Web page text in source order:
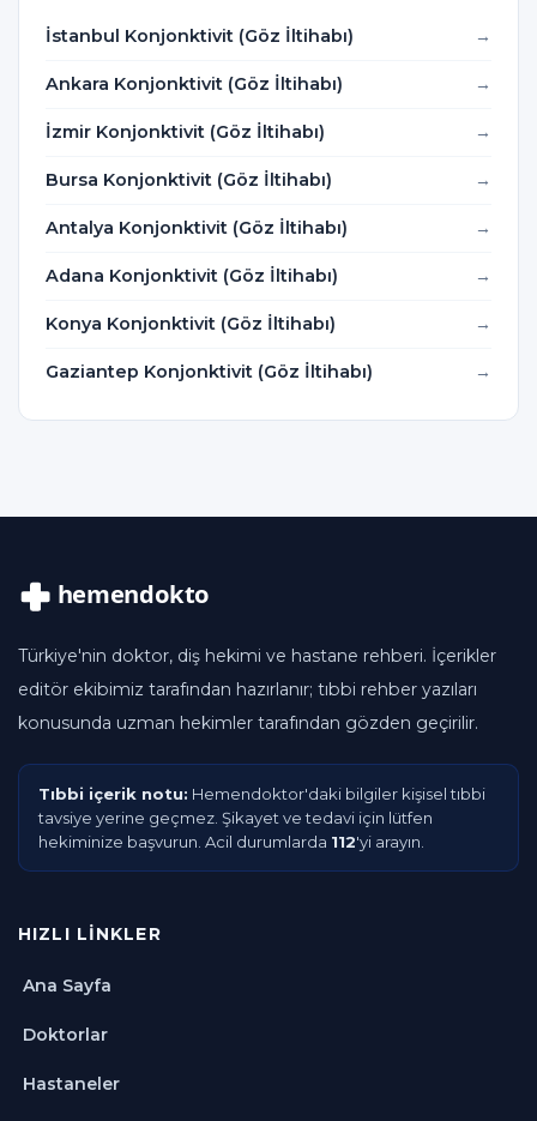
İstanbul Konjonktivit (Göz İltihabı)
Ankara Konjonktivit (Göz İltihabı)
İzmir Konjonktivit (Göz İltihabı)
Bursa Konjonktivit (Göz İltihabı)
Antalya Konjonktivit (Göz İltihabı)
Adana Konjonktivit (Göz İltihabı)
Konya Konjonktivit (Göz İltihabı)
Gaziantep Konjonktivit (Göz İltihabı)
Türkiye'nin doktor, diş hekimi ve hastane rehberi. İçerikler
editör ekibimiz tarafından hazırlanır; tıbbi rehber yazıları
konusunda uzman hekimler tarafından gözden geçirilir.
Tıbbi içerik notu: Hemendoktor'daki bilgiler kişisel tıbbi
tavsiye yerine geçmez. Şikayet ve tedavi için lütfen
hekiminize başvurun. Acil durumlarda 112'yi arayın.
HIZLI LINKLER
Ana Sayfa
Doktorlar
Hastaneler